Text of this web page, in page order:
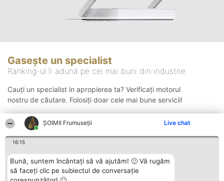
ȘOIMII Frumuseții Live chat
16:15
Bună, suntem încântați să vă ajutăm! 🙂 Vă rugăm
să faceți clic pe subiectul de conversație
Gasește un specialist
Ranking-ul îi adună pe cei mai buni din industrie
Cauți un specialist in apropierea ta? Verificați motorul
nostru de căutare. Folosiți doar cele mai bune servicii!